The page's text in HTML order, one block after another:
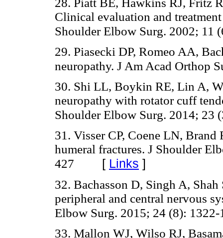
Clinical evaluation and
Shoulder Elbow Surg. 2002; 11
29. Piasecki DP, Romeo AA,
neuropathy. J Am Acad Orthop
30. Shi LL, Boykin RE, Lin A,
neuropathy with rotator cuff
Shoulder Elbow Surg. 2014; 23
31. Visser CP, Coene LN,
humeral fractures. J Shoulder
427 [ Links ]
32. Bachasson D, Singh A,
peripheral and central nervous
Elbow Surg. 2015; 24 (8): 1322-
33. Mallon WJ, Wilso RJ,